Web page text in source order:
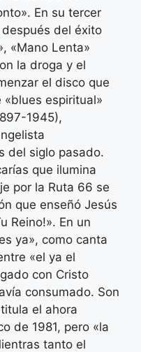
En su tercer
del éxito
«Mano Lenta»
la droga y el
el disco que
espiritual»
1945),
del siglo pasado.
que ilumina
por la Ruta 66 se
que enseñó Jesús
Reino!». En un
ya», como canta
«el ya el
con Cristo
consumado. Son
el ahora
de 1981, pero «la
tanto el